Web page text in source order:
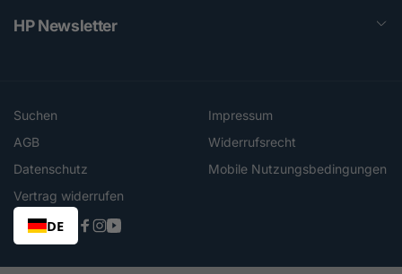
HP Newsletter
Suchen
Impressum
AGB
Widerrufsrecht
Datenschutz
Mobile Nutzungsbedingungen
Vertrag widerrufen
DE
Facebook
Instagram
YouTube